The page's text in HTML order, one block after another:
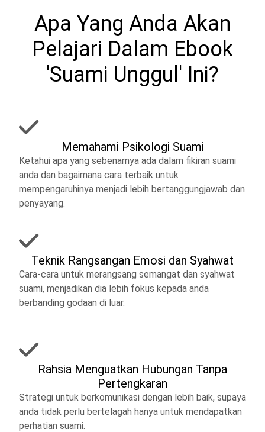
Apa Yang Anda Akan
Pelajari Dalam Ebook
'Suami Unggul' Ini?
Memahami Psikologi Suami
Ketahui apa yang sebenarnya ada dalam fikiran suami
anda dan bagaimana cara terbaik untuk
mempengaruhinya menjadi lebih bertanggungjawab dan
penyayang.
Teknik Rangsangan Emosi dan Syahwat
Cara-cara untuk merangsang semangat dan syahwat
suami, menjadikan dia lebih fokus kepada anda
berbanding godaan di luar.
Rahsia Menguatkan Hubungan Tanpa
Pertengkaran
Strategi untuk berkomunikasi dengan lebih baik, supaya
anda tidak perlu bertelagah hanya untuk mendapatkan
perhatian suami.